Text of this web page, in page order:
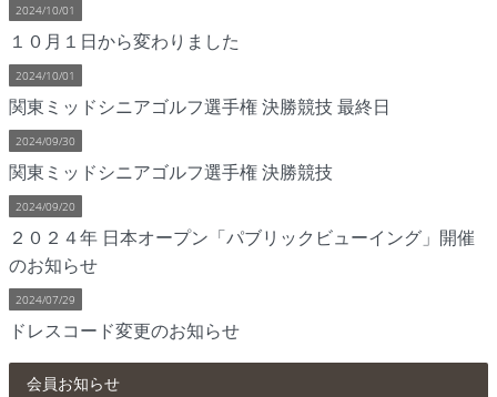
2024/10/01
１０月１日から変わりました
2024/10/01
関東ミッドシニアゴルフ選手権 決勝競技 最終日
2024/09/30
関東ミッドシニアゴルフ選手権 決勝競技
2024/09/20
２０２４年 日本オープン「パブリックビューイング」開催
のお知らせ
2024/07/29
ドレスコード変更のお知らせ
会員お知らせ